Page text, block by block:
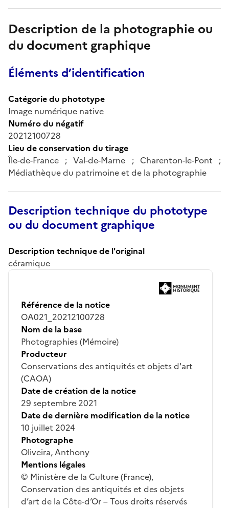
Description de la photographie ou
du document graphique
Éléments d’identification
Catégorie du phototype
Image numérique native
Numéro du négatif
20212100728
Lieu de conservation du tirage
Île-de-France ; Val-de-Marne ; Charenton-le-Pont ;
Médiathèque du patrimoine et de la photographie
Description technique du phototype
ou du document graphique
Description technique de l'original
céramique
Référence de la notice
OA021_20212100728
Nom de la base
Photographies (Mémoire)
Producteur
Conservations des antiquités et objets d'art
(CAOA)
Date de création de la notice
29 septembre 2021
Date de dernière modification de la notice
10 juillet 2024
Photographe
Oliveira, Anthony
Mentions légales
© Ministère de la Culture (France),
Conservation des antiquités et des objets
d’art de la Côte-d’Or – Tous droits réservés